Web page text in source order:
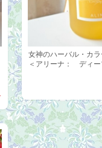
女神のハーバル・カ
＜アリーナ： ディ